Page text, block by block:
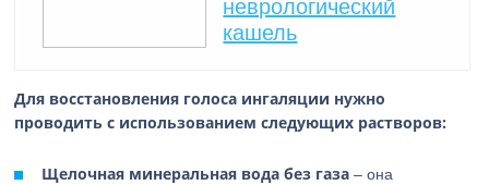
неврологический
кашель
Для восстановления голоса ингаляции нужно
проводить с использованием следующих растворов:
Щелочная минеральная вода без газа – она